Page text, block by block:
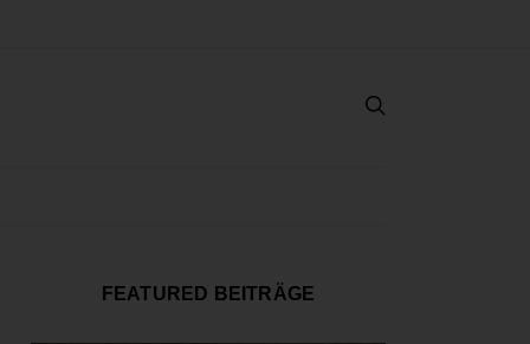
FEATURED BEITRÄGE